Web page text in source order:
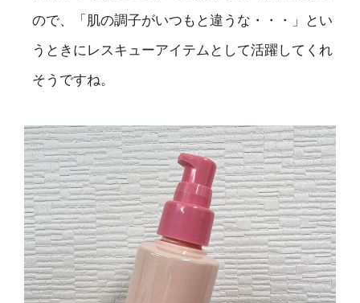
ので、「肌の調子がいつもと違うな・・・」とい
うときにレスキューアイテムとして活躍してくれ
そうですね。